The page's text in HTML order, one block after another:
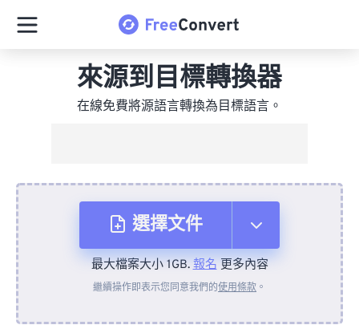
來源到目標轉換器
在線免費將源語言轉換為目標語言。
選擇文件
來自裝置
最大檔案大小 1GB.報名更多內容
繼續操作即表示您同意我們的使用條款 。